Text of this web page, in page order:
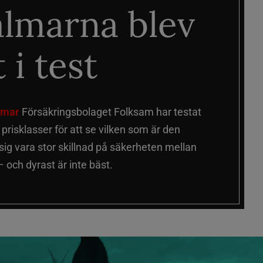
blev
i test
Försäkringsbolaget Folksam har testat
för att se vilken som är den
vara stor skillnad på säkerheten mellan
och dyrast är inte bäst.